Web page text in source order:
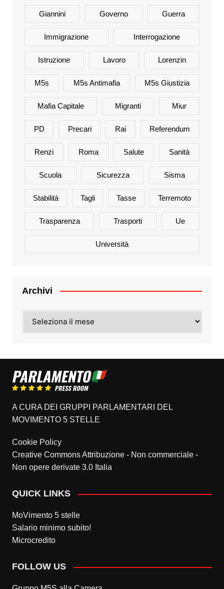
Giannini Governo Guerra
Immigrazione Interrogazione
Istruzione Lavoro Lorenzin
M5s M5s Antimafia M5s Giustizia
Mafia Capitale Migranti Miur
PD Precari Rai Referendum
Renzi Roma Salute Sanità
Scuola Sicurezza Sisma
Stabilità Tagli Tasse Terremoto
Trasparenza Trasporti Ue
Università
Archivi
A CURA DEI GRUPPI PARLAMENTARI DEL
MOVIMENTO 5 STELLE
Cookie Policy
Creative Commons Attribuzione - Non commerciale -
Non opere derivate 3.0 Italia
QUICK LINKS
MoVimento 5 stelle
Salario minimo subito!
Microcredito
FOLLOW US